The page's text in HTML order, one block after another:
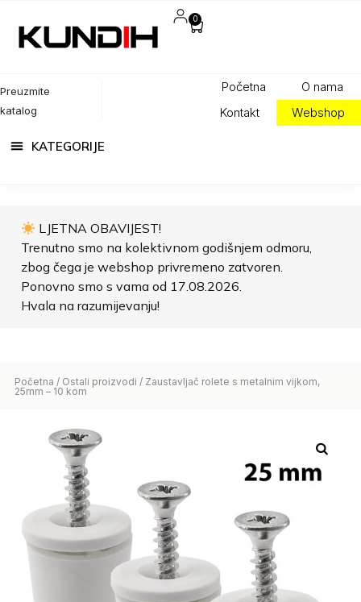
Početna
O nama
Kontakt
Webshop
Preuzmite
katalog
0
LJETNA OBAVIJEST!
Trenutno smo na kolektivnom godišnjem odmoru,
zbog čega je webshop privremeno zatvoren.
Ponovno smo s vama od 17.08.2026.
Hvala na razumijevanju!
Početna / Ostali proizvodi / Zaustavljač rolete s metalnim vijkom,
25mm – 10 kom